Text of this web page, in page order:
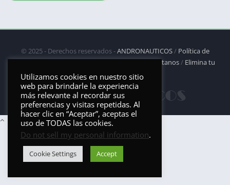
© 2025 - Derechos reservados -ANDRONAUTICOS/ Política de
privacidad/Política de Cookies/DMCA/Contáctanos/ Elimina tu
aplicación
Utilizamos cookies en nuestro sitio
web para brindarle la experiencia
más relevante al recordar sus
preferencias y visitas repetidas. Al
hacer clic en “Aceptar”, aceptas el
uso de TODAS las cookies.
Do not sell my personal information.
Cookie Settings Accept